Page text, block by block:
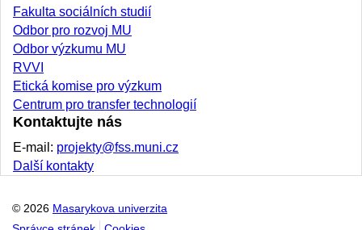
Fakulta sociálních studií
Odbor pro rozvoj MU
Odbor výzkumu MU
RVVI
Etická komise pro výzkum
Centrum pro transfer technologií
Kontaktujte nás
E-mail: projekty@fss.muni.cz
Další kontakty
© 2026 Masarykova univerzita